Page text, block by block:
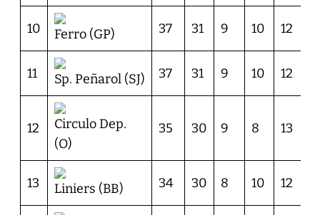
10 Ferro (GP) 37 31 9 10 12
11 Sp. Peñarol (SJ) 37 31 9 10 12
12
Circulo Dep.
(O)
35 30 9 8 13
13 Liniers (BB) 34 30 8 10 12